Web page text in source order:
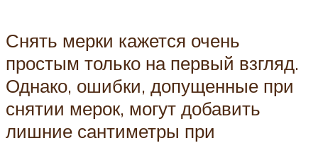
Снять мерки кажется очень
простым только на первый взгляд.
Однако, ошибки, допущенные при
снятии мерок, могут добавить
лишние сантиметры при